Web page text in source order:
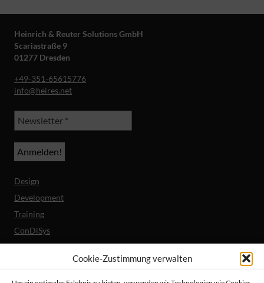
Cookie-Zustimmung verwalten
Heinrich & Reuter Solutions GmbH
Scariastraße 9
01277 Dresden
+49-351-65615776
info@heires.net
Design
Development
Training
ConDiSys
Barrierefreiheit
Mobile Lösungen